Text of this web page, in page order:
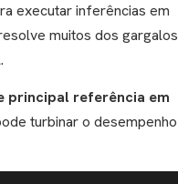
executar inferências em
muitos dos gargalos
principal referência em
turbinar o desempenho